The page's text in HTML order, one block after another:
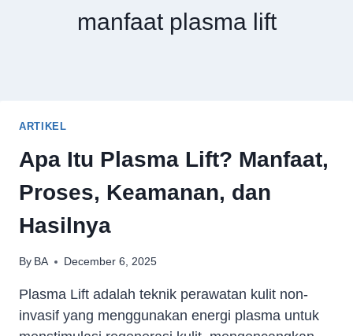
manfaat plasma lift
ARTIKEL
Apa Itu Plasma Lift? Manfaat,
Proses, Keamanan, dan
Hasilnya
By BA December 6, 2025
Plasma Lift adalah teknik perawatan kulit non-
invasif yang menggunakan energi plasma untuk